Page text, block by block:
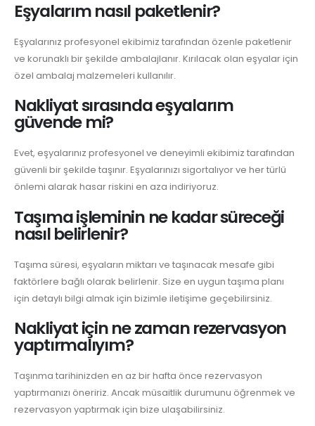
Eşyalarım nasıl paketlenir?
Eşyalarınız profesyonel ekibimiz tarafından özenle paketlenir
ve korunaklı bir şekilde ambalajlanır. Kırılacak olan eşyalar için
özel ambalaj malzemeleri kullanılır.
Nakliyat sırasında eşyalarım
güvende mi?
Evet, eşyalarınız profesyonel ve deneyimli ekibimiz tarafından
güvenli bir şekilde taşınır. Eşyalarınızı sigortalıyor ve her türlü
önlemi alarak hasar riskini en aza indiriyoruz.
Taşıma işleminin ne kadar süreceği
nasıl belirlenir?
Taşıma süresi, eşyaların miktarı ve taşınacak mesafe gibi
faktörlere bağlı olarak belirlenir. Size en uygun taşıma planı
için detaylı bilgi almak için bizimle iletişime geçebilirsiniz.
Nakliyat için ne zaman rezervasyon
yaptırmalıyım?
Taşınma tarihinizden en az bir hafta önce rezervasyon
yaptırmanızı öneririz. Ancak müsaitlik durumunu öğrenmek ve
rezervasyon yaptırmak için bize ulaşabilirsiniz.